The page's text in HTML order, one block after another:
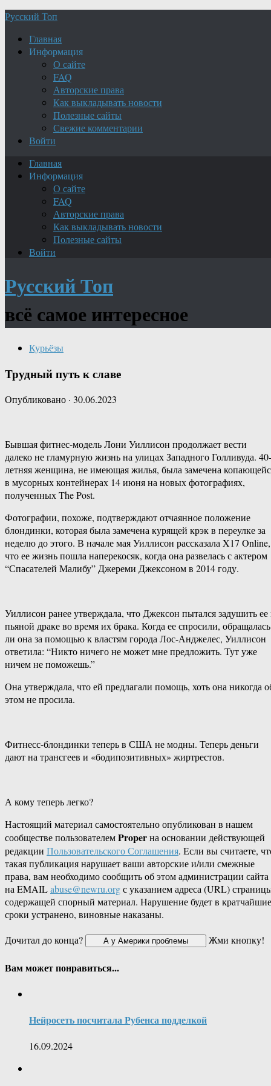
Русский Топ
Главная
Информация
О сайте
FAQ
Авторские права
Как выкладывать новости
Полезные сайты
Свежие комментарии
Войти
Главная
Информация
О сайте
FAQ
Авторские права
Как выкладывать новости
Полезные сайты
Войти
Русский Топ
всё самое интересное
Курьёзы
Трудный путь к славе
Опубликовано · 30.06.2023
Бывшая фитнес-модель Лони Уиллисон продолжает вести
далеко не гламурную жизнь на улицах Западного Голливуда. 40-
летняя женщина, не имеющая жилья, была замечена
в мусорных контейнерах 14 июня на новых фотографиях,
полученных The Post.
Фотографии, похоже, подтверждают отчаянное положение
блондинки, которая была замечена курящей крэк в переулке за
неделю до этого. В начале мая Уиллисон рассказала X17 Online,
что ее жизнь пошла наперекосяк, когда она развелась с актером
“Спасателей Малибу” Джереми Джексоном в 2014 году.
Уиллисон ранее утверждала, что Джексон пытался задушить ее
пьяной драке во время их брака. Когда ее спросили, обращалась
ли она за помощью к властям города Лос-Анджелес, Уиллисон
ответила: “Никто ничего не может мне предложить. Тут уже
ничем не поможешь.”
Она утверждала, что ей предлагали помощь, хоть она никогда
этом не просила.
Фитнесс-блондинки теперь в США не модны. Теперь деньги
дают на трансгеев и «бодипозитивных» жиртрестов.
А кому теперь легко?
Настоящий материал самостоятельно опубликован в нашем
сообществе пользователемProperна основании действующей
редакции Пользовательского Соглашения. Если вы считаете,
такая публикация нарушает ваши авторские и/или смежные
права, вам необходимо сообщить об этом администрации сайта
на EMAILabuse@newru.orgс указанием адреса (URL)
содержащей спорный материал. Нарушение будет в кратчайшие
сроки устранено, виновные наказаны.
Дочитал до конца?
Жми кнопку!
Вам может понравиться...
Нейросеть посчитала Рубенса подделкой
16.09.2024